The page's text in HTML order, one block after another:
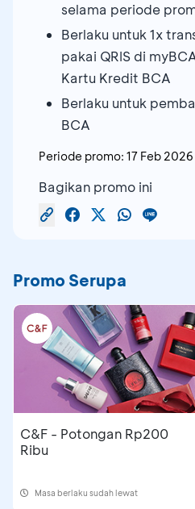
selama periode
Berlaku untuk 1x
pakai QRIS di
Kartu Kredit BCA
Berlaku untuk
BCA
Periode promo: 17 Feb 2026
Bagikan promo ini
Promo Serupa
C&F - Potongan Rp200
Ribu
Masa berlaku sudah lewat